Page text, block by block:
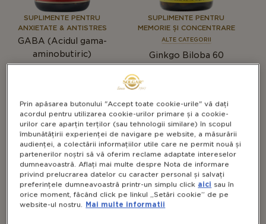
SUPLIMENTE PENTRU
ANXIETATE & ANTISTRES
GABA (Acidul gama-
aminobutiric)
SUPLIMENTE PENTRU
MEMORIE ȘI CONCENTRARE
ALTE CATEGORII
Ginkgo Biloba 60
SUPLIMENTE PENTRU PĂR,
UNGHII ȘI PIELE SĂNĂTOASĂ
ALTE CATEGORII
SUPLIMENTE PENTRU PĂR,
UNGHII ȘI PIELE SĂNĂTOASĂ
ALTE CATEGORII
Prin apăsarea butonului "Accept toate cookie-urile" vă dați
acordul pentru utilizarea cookie-urilor primare și a cookie-
urilor care aparțin terților (sau tehnologii similare) în scopul
îmbunătățirii experienței de navigare pe website, a măsurării
audienței, a colectării informațiilor utile care ne permit nouă și
partenerilor noștri să vă oferim reclame adaptate intereselor
dumneavoastră. Aflați mai multe despre Nota de informare
privind prelucrarea datelor cu caracter personal și salvați
preferințele dumneavoastră printr-un simplu click aici sau în
orice moment, făcând click pe linkul „Setări cookie” de pe
website-ul nostru. Mai multe informatii